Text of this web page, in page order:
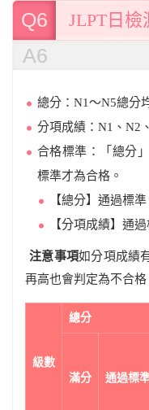
Q6 JLPT日檢
A6
總分：N1～N5總分
分項成績：N1、N2
合格標準：「總分
標準才為合格。
【總分】通過標
【分項成績】通
注意事項如分項成績
再高也會判定為不合格
級數
總分
滿分 通過標